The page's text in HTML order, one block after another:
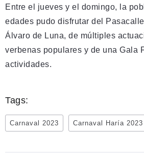
Entre el jueves y el domingo, la
edades pudo disfrutar del
Álvaro de Luna, de múltiples
verbenas populares y de una Gala
actividades.
Tags:
Carnaval 2023 Carnaval Haría 2023